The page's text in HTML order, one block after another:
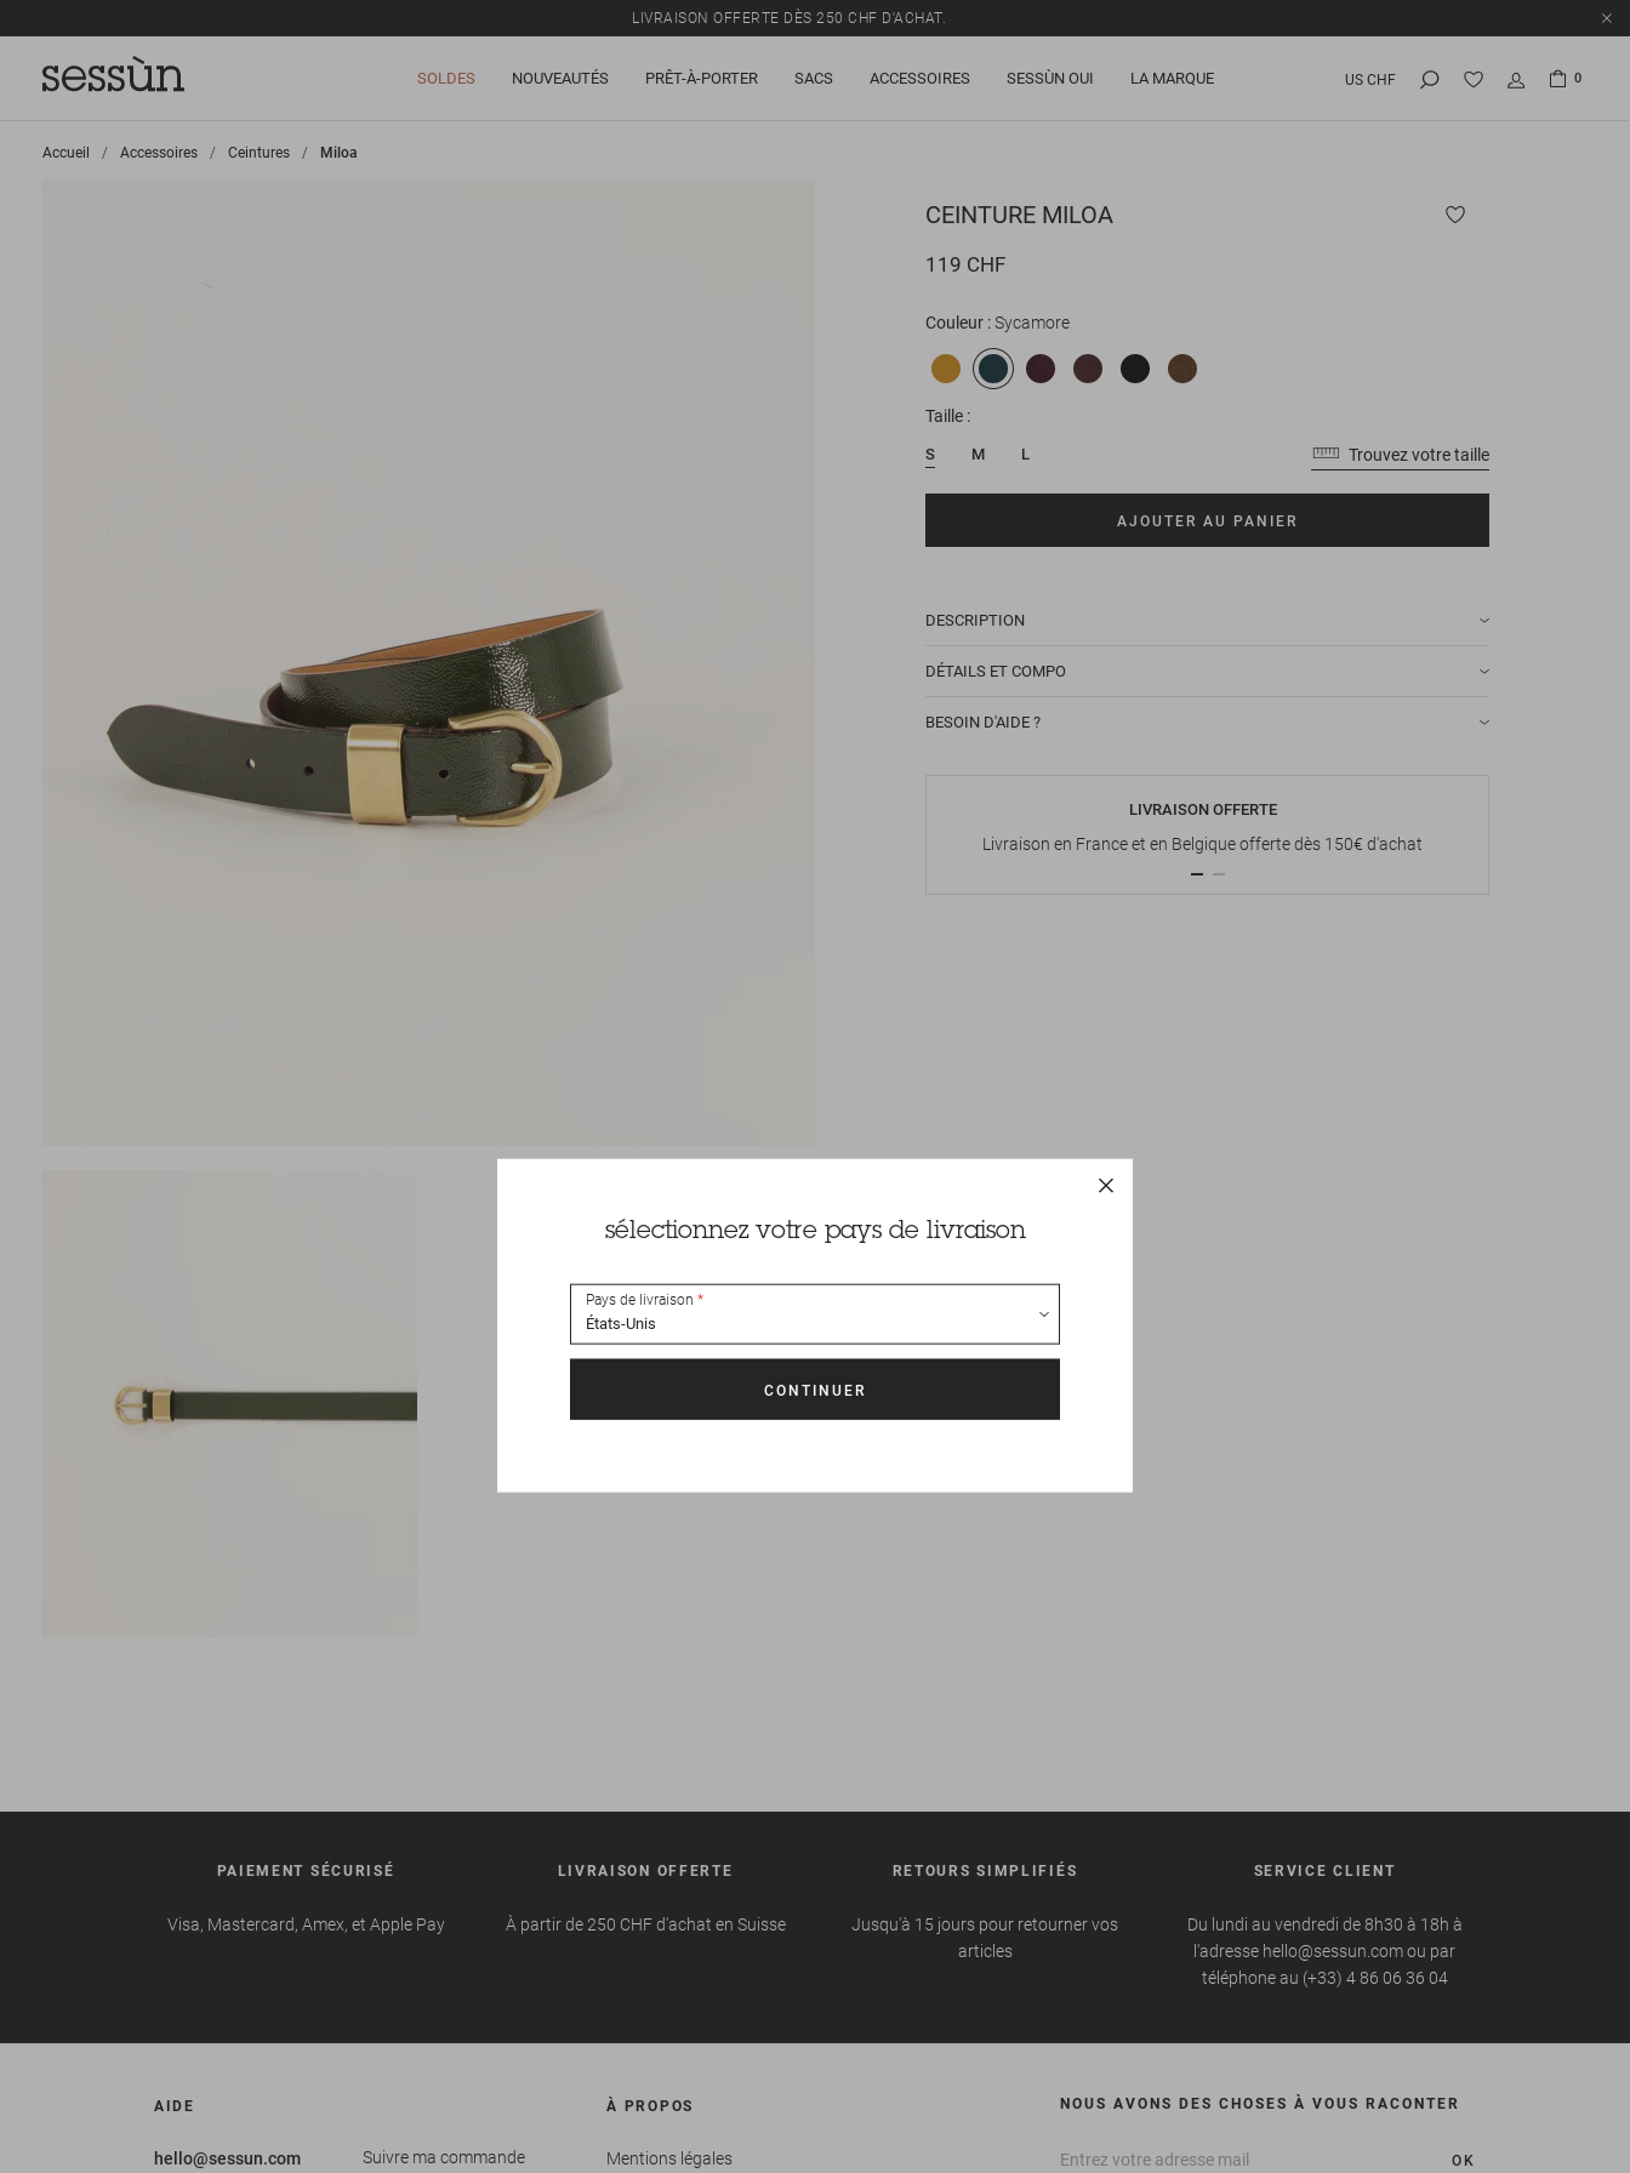
LIVRAISON OFFERTE DÈS 250 CHF D'ACHAT.
SOLDES NOUVEAUTÉS PRÊT-À-PORTER SACS ACCESSOIRES SESSÙN OUI LA MARQUE US CHF 0
Accueil >
Accessoires >
Ceintures >
Miloa
CEINTURE MILOA
119 CHF
Couleur Sycamore
Taille
S M L Trouvez votre taille
AJOUTER AU PANIER
DESCRIPTION
DÉTAILS ET COMPO
BESOIN D'AIDE ?
LIVRAISON OFFERTE
Livraison en France et en Belgique offerte dès 150€ d'achat
PAIEMENT SÉCURISÉ
Visa, Mastercard, Amex, et Apple Pay
LIVRAISON OFFERTE
À partir de 250 CHF d'achat en Suisse
RETOURS SIMPLIFIÉS
Jusqu'à 15 jours pour retourner vos
articles
SERVICE CLIENT
Du lundi au vendredi de 8h30 à 18h à
l'adresse hello@sessun.com ou par
téléphone au (+33) 4 86 06 36 04
AIDE
hello@sessun.com Suivre ma commande
À PROPOS
Mentions légales
NOUS AVONS DES CHOSES À VOUS RACONTER
OK
sélectionnez votre pays de livraison
Pays de livraison